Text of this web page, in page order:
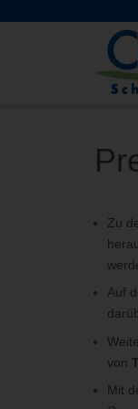
Zu
Auf
von
Mit